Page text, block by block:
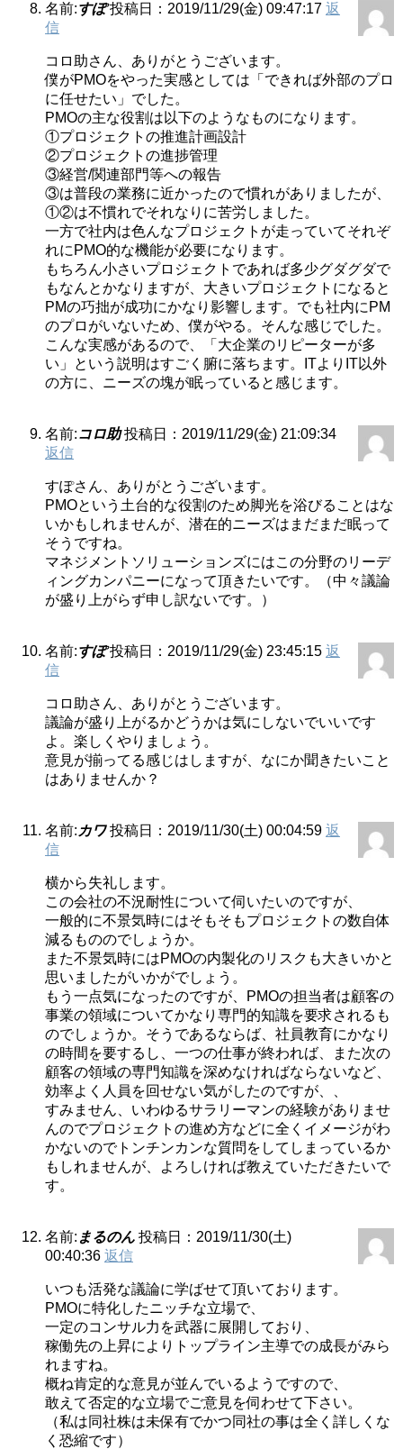
名前:すぽ 投稿日：2019/11/29(金) 09:47:17 返
信
コロ助さん、ありがとうございます。
僕がPMOをやった実感としては「できれば外部のプロ
に任せたい」でした。
PMOの主な役割は以下のようなものになります。
①プロジェクトの推進計画設計
②プロジェクトの進捗管理
③経営/関連部門等への報告
③は普段の業務に近かったので慣れがありましたが、
①②は不慣れでそれなりに苦労しました。
一方で社内は色んなプロジェクトが走っていてそれぞ
れにPMO的な機能が必要になります。
もちろん小さいプロジェクトであれば多少グダグダで
もなんとかなりますが、大きいプロジェクトになると
PMの巧拙が成功にかなり影響します。でも社内にPM
のプロがいないため、僕がやる。そんな感じでした。
こんな実感があるので、「大企業のリピーターが多
い」という説明はすごく腑に落ちます。ITよりIT以外
の方に、ニーズの塊が眠っていると感じます。
名前:コロ助 投稿日：2019/11/29(金) 21:09:34
返信
すぽさん、ありがとうございます。
PMOという土台的な役割のため脚光を浴びることはな
いかもしれませんが、潜在的ニーズはまだまだ眠って
そうですね。
マネジメントソリューションズにはこの分野のリーデ
ィングカンパニーになって頂きたいです。（中々議論
が盛り上がらず申し訳ないです。）
名前:すぽ 投稿日：2019/11/29(金) 23:45:15 返
信
コロ助さん、ありがとうございます。
議論が盛り上がるかどうかは気にしないでいいです
よ。楽しくやりましょう。
意見が揃ってる感じはしますが、なにか聞きたいこと
はありませんか？
名前: カワ 投稿日：2019/11/30(土) 00:04:59 返
信
横から失礼します。
この会社の不況耐性について伺いたいのですが、
一般的に不景気時にはそもそもプロジェクトの数自体
減るもののでしょうか。
また不景気時にはPMOの内製化のリスクも大きいかと
思いましたがいかがでしょう。
もう一点気になったのですが、PMOの担当者は顧客の
事業の領域についてかなり専門的知識を要求されるも
のでしょうか。そうであるならば、社員教育にかなり
の時間を要するし、一つの仕事が終われば、また次の
顧客の領域の専門知識を深めなければならないなど、
効率よく人員を回せない気がしたのですが、、
すみません、いわゆるサラリーマンの経験がありませ
んのでプロジェクトの進め方などに全くイメージがわ
かないのでトンチンカンな質問をしてしまっているか
もしれませんが、よろしければ教えていただきたいで
す。
名前: まるのん 投稿日：2019/11/30(土)
00:40:36 返信
いつも活発な議論に学ばせて頂いております。
PMOに特化したニッチな立場で、
一定のコンサル力を武器に展開しており、
稼働先の上昇によりトップライン主導での成長がみら
れますね。
概ね肯定的な意見が並んでいるようですので、
敢えて否定的な立場でご意見を伺わせて下さい。
（私は同社株は未保有でかつ同社の事は全く詳しくな
く恐縮です）